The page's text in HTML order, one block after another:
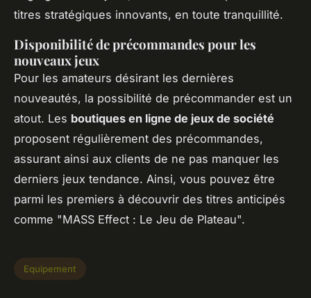
titres stratégiques innovants, en toute tranquillité.
Disponibilité de précommandes pour les
nouveaux jeux
Pour les amateurs désirant les dernières
nouveautés, la possibilité de précommander est un
atout. Les boutiques en ligne de jeux de société
proposent régulièrement des précommandes,
assurant ainsi aux clients de ne pas manquer les
derniers jeux tendance. Ainsi, vous pouvez être
parmi les premiers à découvrir des titres anticipés
comme "MASS Effect : Le Jeu de Plateau".
Equipement